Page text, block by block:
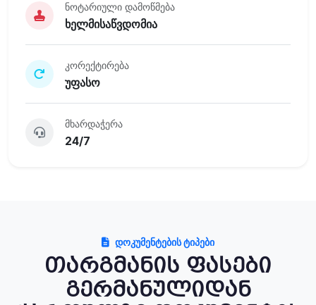
ნოტარიული დამოწმება
ხელმისაწვდომია
კორექტირება
უფასო
მხარდაჭერა
24/7
ᲓᲝᲙᲣᲛᲔᲜᲢᲔᲑᲘᲡ ᲢᲘᲞᲔᲑᲘ
თარგმანის ფასები
გერმანულიდან